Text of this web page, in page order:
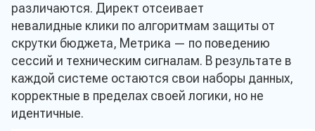
различаются. Директ отсеивает
невалидные клики по алгоритмам защиты от
скрутки бюджета, Метрика — по поведению
сессий и техническим сигналам. В результате в
каждой системе остаются свои наборы данных,
корректные в пределах своей логики, но не
идентичные.